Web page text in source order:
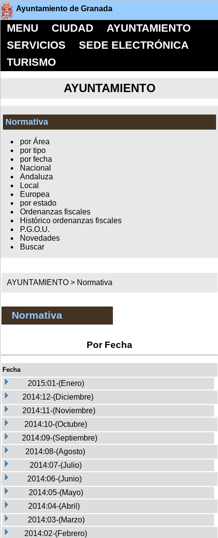
Ayuntamiento de Granada
MENU CIUDAD
AYUNTAMIENTO
SERVICIOS
SEDE ELECTRÓNICA
TURISMO
AYUNTAMIENTO
Normativa
por Área
por tipo
por fecha
Nacional
Andaluza
Local
Europea
por estado
Ordenanzas fiscales
Histórico ordenanzas fiscales
P.G.O.U.
Novedades
Buscar
AYUNTAMIENTO > Normativa
Normativa
Por Fecha
Fecha
2015:01-(Enero)
2014:12-(Diciembre)
2014:11-(Noviembre)
2014:10-(Octubre)
2014:09-(Septiembre)
2014:08-(Agosto)
2014:07-(Julio)
2014:06-(Junio)
2014:05-(Mayo)
2014:04-(Abril)
2014:03-(Marzo)
2014:02-(Febrero)